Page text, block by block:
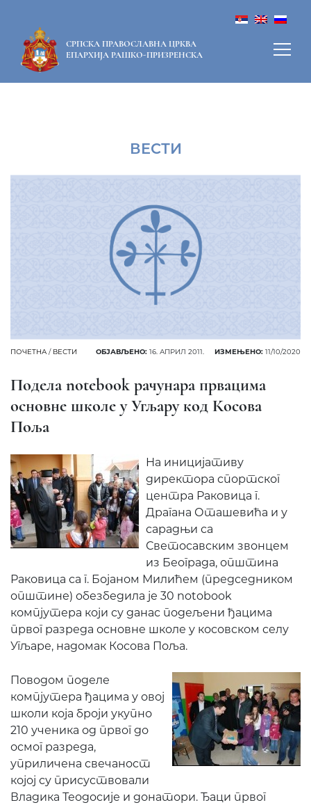
СРПСКА ПРАВОСЛАВНА ЦРКВА
ЕПАРХИЈА РАШКО-ПРИЗРЕНСКА
ВЕСТИ
ПОЧЕТНА / ВЕСТИ ОБЈАВЉЕНО: 16. АПРИЛ 2011. ИЗМЕЊЕНО: 11/10/2020
Подела notebook рачунара првацима
основне школе у Угљару код Косова
Поља
На иницијативу
директора спортског
центра Раковица г.
Драгана Оташевића и у
сарадњи са
Светосавским звонцем
из Београда, општина
Раковица са г. Бојаном Милићем (председником
општине) обезбедила је 30 notobook
компјутера који су данас подељени ђацима
првог разреда основне школе у косовском селу
Угљаре, надомак Косова Поља.
Поводом поделе
компјутера ђацима у овој
школи која броји укупно
210 ученика од првог до
осмог разреда,
уприличена свечаност
којој су присуствовали
Владика Теодосије и донатори. Ђаци првог